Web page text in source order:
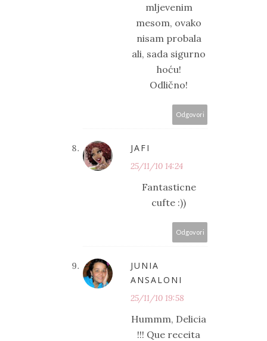
mljevenim
mesom, ovako
nisam probala
ali, sada sigurno
hoću!
Odlično!
Odgovori
JAFI
25/11/10 14:24
Fantasticne
cufte :))
Odgovori
JUNIA
ANSALONI
25/11/10 19:58
Hummm, Delicia
!!! Que receita